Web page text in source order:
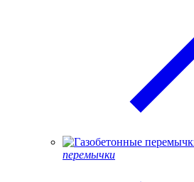
перемычки